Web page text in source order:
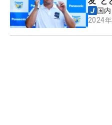
国
2024